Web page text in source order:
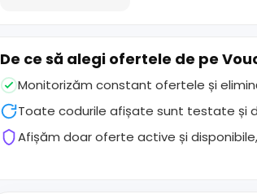
De ce să alegi ofertele de pe
Monitorizăm constant ofertele și
Toate codurile afișate sunt testate și
Afișăm doar oferte active și